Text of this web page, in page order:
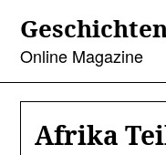
contentOnline Magazine
Afrika